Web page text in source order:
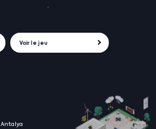
Voir le jeu
Antalya